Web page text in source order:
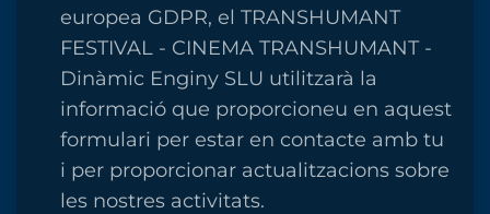
europea GDPR, el TRANSHUMANT
FESTIVAL - CINEMA TRANSHUMANT -
Dinàmic Enginy SLU utilitzarà la
informació que proporcioneu en aquest
formulari per estar en contacte amb tu
i per proporcionar actualitzacions sobre
les nostres activitats.